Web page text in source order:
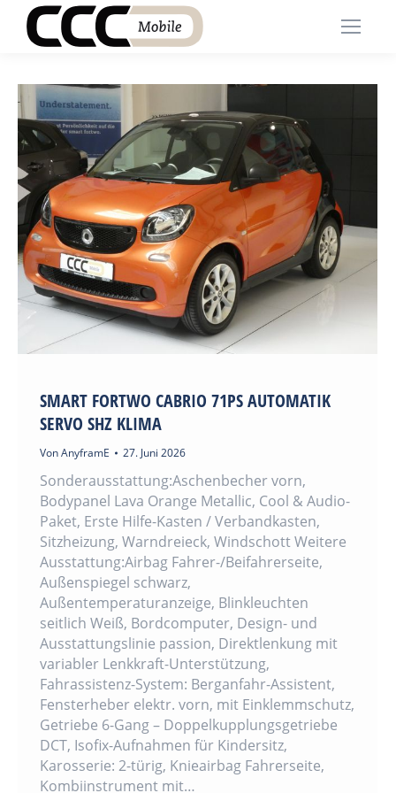
SMART FORTWO CABRIO 71PS AUTOMATIK
SERVO SHZ KLIMA
VonAnyframE 27. Juni 2026
Sonderausstattung:Aschenbecher vorn,
Bodypanel Lava Orange Metallic, Cool & Audio-
Paket, Erste Hilfe-Kasten / Verbandkasten,
Sitzheizung, Warndreieck, Windschott Weitere
Ausstattung:Airbag Fahrer-/Beifahrerseite,
Außenspiegel schwarz,
Außentemperaturanzeige, Blinkleuchten
seitlich Weiß, Bordcomputer, Design- und
Ausstattungslinie passion, Direktlenkung mit
variabler Lenkkraft-Unterstützung,
Fahrassistenz-System: Berganfahr-Assistent,
Fensterheber elektr. vorn, mit Einklemmschutz,
Getriebe 6-Gang – Doppelkupplungsgetriebe
DCT, Isofix-Aufnahmen für Kindersitz,
Karosserie: 2-türig, Knieairbag Fahrerseite,
Kombiinstrument mit…